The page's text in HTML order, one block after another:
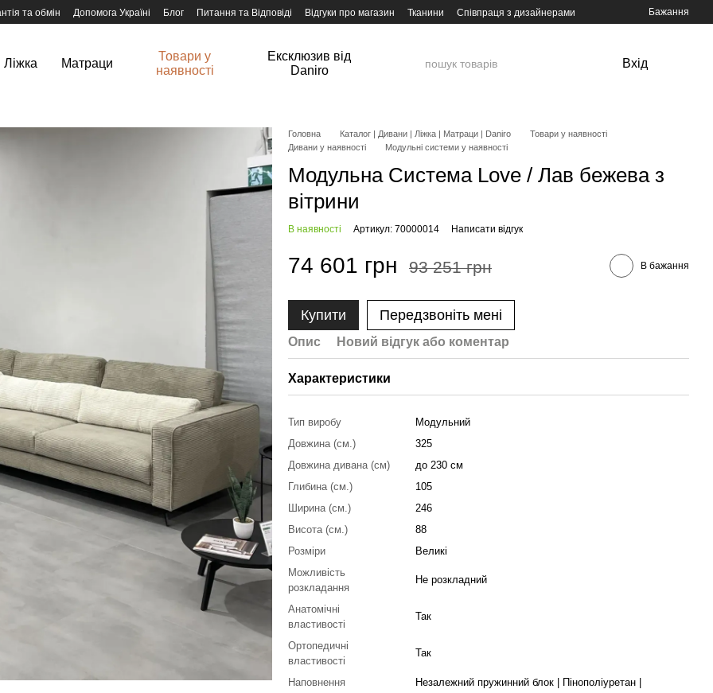
та обмін Допомога Україні Блог Питання та Відповіді Відгуки про магазин Тканини Співпраця з дизайнерами Бажання
Ліжка Матраци
Товари у
наявності
Ексклюзив від
Daniro
Вхід
Головна Каталог | Дивани | Ліжка | Матраци | Daniro
Товари у наявності
Дивани у наявності
Модульні системи у наявності
Модульна Система Love / Лав бежева з
вітрини
В наявності Артикул: 70000014 Написати відгук
74 601 грн 93 251 грн В бажання
Купити Передзвоніть мені
Опис Новий відгук або коментар
Характеристики
Тип виробу
Модульний
Довжина (см.)
325
Довжина дивана (см)
до 230 см
Глибина (см.)
105
Ширина (см.)
246
Висота (см.)
88
Розміри
Великі
Можливість
розкладання
Не розкладний
Анатомічні
властивості
Так
Ортопедичні
властивості
Так
Наповнення
Незалежний пружинний блок | Пінополіуретан |